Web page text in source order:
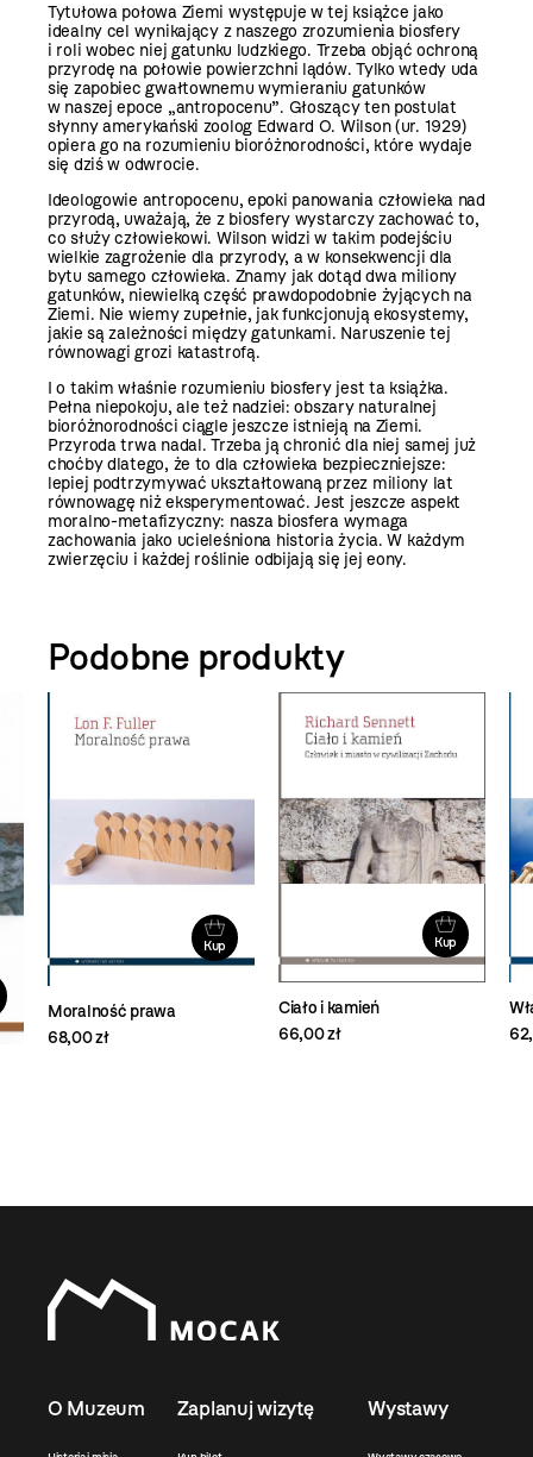
Tytułowa połowa Ziemi występuje w tej książce jako
idealny cel wynikający z naszego zrozumienia biosfery
i roli wobec niej gatunku ludzkiego. Trzeba objąć ochroną
przyrodę na połowie powierzchni lądów. Tylko wtedy uda
się zapobiec gwałtownemu wymieraniu gatunków
w naszej epoce „antropocenu”. Głoszący ten postulat
słynny amerykański zoolog Edward O. Wilson (ur. 1929)
opiera go na rozumieniu bioróżnorodności, które wydaje
się dziś w odwrocie.
Ideologowie antropocenu, epoki panowania człowieka nad
przyrodą, uważają, że z biosfery wystarczy zachować to,
co służy człowiekowi. Wilson widzi w takim podejściu
wielkie zagrożenie dla przyrody, a w konsekwencji dla
bytu samego człowieka. Znamy jak dotąd dwa miliony
gatunków, niewielką część prawdopodobnie żyjących na
Ziemi. Nie wiemy zupełnie, jak funkcjonują ekosystemy,
jakie są zależności między gatunkami. Naruszenie tej
równowagi grozi katastrofą.
I o takim właśnie rozumieniu biosfery jest ta książka.
Pełna niepokoju, ale też nadziei: obszary naturalnej
bioróżnorodności ciągle jeszcze istnieją na Ziemi.
Przyroda trwa nadal. Trzeba ją chronić dla niej samej już
choćby dlatego, że to dla człowieka bezpieczniejsze:
lepiej podtrzymywać ukształtowaną przez miliony lat
równowagę niż eksperymentować. Jest jeszcze aspekt
moralno-metafizyczny: nasza biosfera wymaga
zachowania jako ucieleśniona historia życia. W każdym
zwierzęciu i każdej roślinie odbijają się jej eony.
Podobne produkty
Kup
Moralność prawa
68,00 zł
Kup
Ciało i kamień
66,00 zł
O Muzeum Zaplanuj wizytę Wystawy